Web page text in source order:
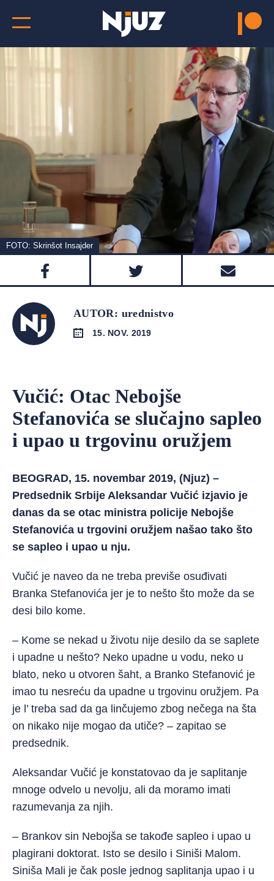
FOTO: Skrinšot Insajder
AUTOR: urednistvo
15. NOV. 2019
Vučić: Otac Nebojše
Stefanovića se slučajno sapleo
i upao u trgovinu oružjem
BEOGRAD, 15. novembar 2019, (Njuz) –
Predsednik Srbije Aleksandar Vučić izjavio je
danas da se otac ministra policije Nebojše
Stefanovića u trgovini oružjem našao tako što
se sapleo i upao u nju.
Vučić je naveo da ne treba previše osuđivati
Branka Stefanovića jer je to nešto što može da se
desi bilo kome.
– Kome se nekad u životu nije desilo da se saplete
i upadne u nešto? Neko upadne u vodu, neko u
blato, neko u otvoren šaht, a Branko Stefanović je
imao tu nesreću da upadne u trgovinu oružjem. Pa
je l’ treba sad da ga linčujemo zbog nečega na šta
on nikako nije mogao da utiče? – zapitao se
predsednik.
Aleksandar Vučić je konstatovao da je saplitanje
mnoge odvelo u nevolju, ali da moramo imati
razumevanja za njih.
– Brankov sin Nebojša se takođe sapleo i upao u
plagirani doktorat. Isto se desilo i Siniši Malom.
Siniša Mali je čak posle jednog saplitanja upao i u